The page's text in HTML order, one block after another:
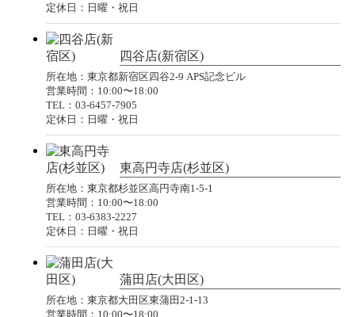
定休日：日曜・祝日
四谷店(新宿区)
所在地：東京都新宿区四谷2-9 APS記念ビル
営業時間：10:00〜18:00
TEL：03-6457-7905
定休日：日曜・祝日
東高円寺店(杉並区)
所在地：東京都杉並区高円寺南1-5-1
営業時間：10:00〜18:00
TEL：03-6383-2227
定休日：日曜・祝日
蒲田店(大田区)
所在地：東京都大田区東蒲田2-1-13
営業時間：10:00〜18:00